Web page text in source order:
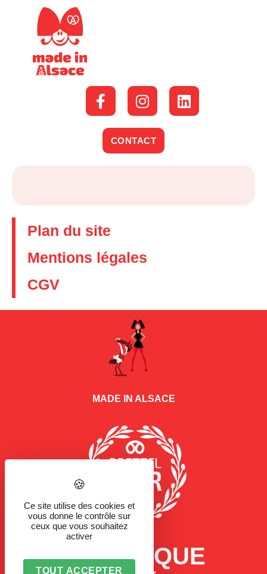
CONTACT
Plan du site
Mentions légales
CGV
MADE IN ALSACE
LA MARQUE
Ce site utilise des cookies et
vous donne le contrôle sur
ceux que vous souhaitez
activer
TOUT ACCEPTER